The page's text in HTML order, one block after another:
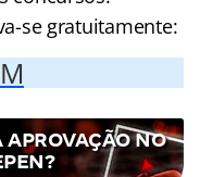
se gratuitamente:
APROVAÇÃO NO